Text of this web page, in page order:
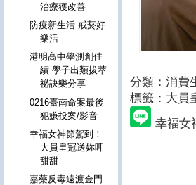
分類：消費
標籤：大員
幸福女
治療獲改善
防疫新生活 戒菸好
樂活
港明高中學測創佳
績 學子出類拔萃
祕訣樂分享
0216臺南命案最後
犯嫌投案/影音
幸福女神節駕到！
大員皇冠送妳呷
甜甜
嘉藥反毒遠渡金門